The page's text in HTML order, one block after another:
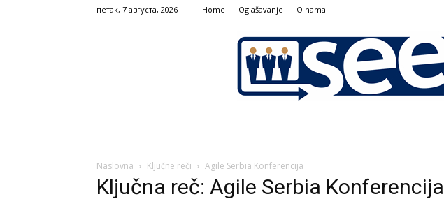
петак, 7 августа, 2026 Home Oglašavanje О nama
Naslovna Ključne reči Agile Serbia Konferencija
Ključna reč: Agile Serbia Konferencija